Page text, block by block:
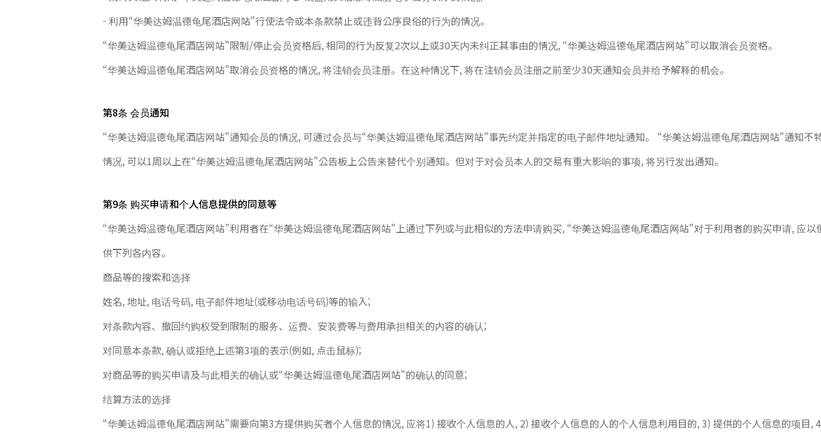
- 利用“华美达姆温德龟尾酒店网站"行使法令或本条款禁止或违背公序良俗的行为的情况。
“华美达姆温德龟尾酒店网站"限制/停止会员资格后, 相同的行为反复2次以上或30天内未纠正其事由的情况, “华美达姆温德龟尾酒店网站"可以取消会员资格。
“华美达姆温德龟尾酒店网站"取消会员资格的情况, 将注销会员注册。在这种情况下, 将在注销会员注册之前至少30天通知会员并给予解释的机会。
第8条 会员通知
“华美达姆温德龟尾酒店网站"通知会员的情况, 可通过会员与“华美达姆温德龟尾酒店网站"事先约定并指定的电子邮件地址通知。 “华美达姆温德龟尾酒店网站"通知不
情况, 可以1周以上在“华美达姆温德龟尾酒店网站”公告板上公告来替代个别通知。但对于对会员本人的交易有重大影响的事项, 将另行发出通知。
第9条 购买申请和个人信息提供的同意等
“华美达姆温德龟尾酒店网站”利用者在“华美达姆温德龟尾酒店网站"上通过下列或与此相似的方法申请购买, “华美达姆温德龟尾酒店网站"对于利用者的购买申请, 应以
供下列各内容。
商品等的搜索和选择
姓名, 地址, 电话号码, 电子邮件地址(或移动电话号码)等的输入;
对条款内容、撤回约购权受到限制的服务、运费、安装费等与费用承担相关的内容的确认;
对同意本条款, 确认或拒绝上述第3项的表示(例如, 点击鼠标);
对商品等的购买申请及与此相关的确认或“华美达姆温德龟尾酒店网站"的确认的同意;
结算方法的选择
“华美达姆温德龟尾酒店网站"需要向第3方提供购买者个人信息的情况, 应将1) 接收个人信息的人, 2) 接收个人信息的人的个人信息利用目的, 3) 提供的个人信息的项目,